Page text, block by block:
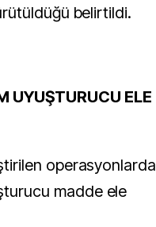
belirtildi.
UYUŞTURUCU ELE
operasyonlarda
madde ele